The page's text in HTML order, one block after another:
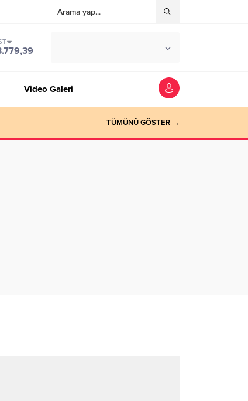
Video Galeri
TÜMÜNÜ GÖSTER →